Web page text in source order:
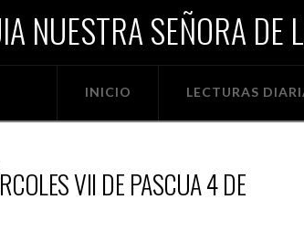
NUESTRA SEÑORA DE
INICIO LECTURAS
VII DE PASCUA 4 DE